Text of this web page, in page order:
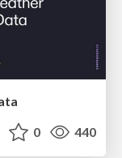
0 440